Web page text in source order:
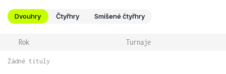
Dvouhry Čtyřhry Smíšené čtyřhry
Rok Turnaje
Žádné tituly